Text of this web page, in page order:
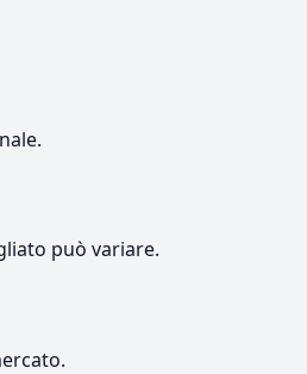
può variare.